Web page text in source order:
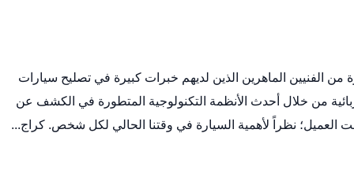
الفنيين الماهرين الذين لديهم خبرات كبيرة في تصليح سيارات
من خلال أحدث الأنظمة التكنولوجية المتطورة في الكشف عن
العميل؛ نظراً لأهمية السيارة في وقتنا الحالي لكل شخص. كراج...